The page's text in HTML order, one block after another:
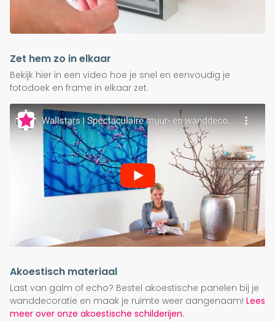
Zet hem zo in elkaar
Bekijk hier in een video hoe je snel en eenvoudig je
fotodoek en frame in elkaar zet.
Akoestisch materiaal
Last van galm of echo? Bestel akoestische panelen bij je
wanddecoratie en maak je ruimte weer aangenaam! Lees
meer over onze akoestische schilderijen.